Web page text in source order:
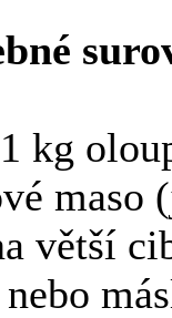
kg
maso
větší